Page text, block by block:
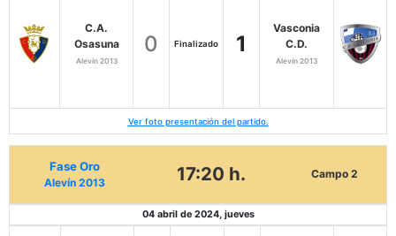
C.A.
Osasuna
Alevín 2013
0 Finalizado 1
Vasconia
C.D.
Alevín 2013
Ver foto presentación del partido.
Fase Oro
Alevín 2013 17:20 h. Campo 2
04 abril de 2024, jueves